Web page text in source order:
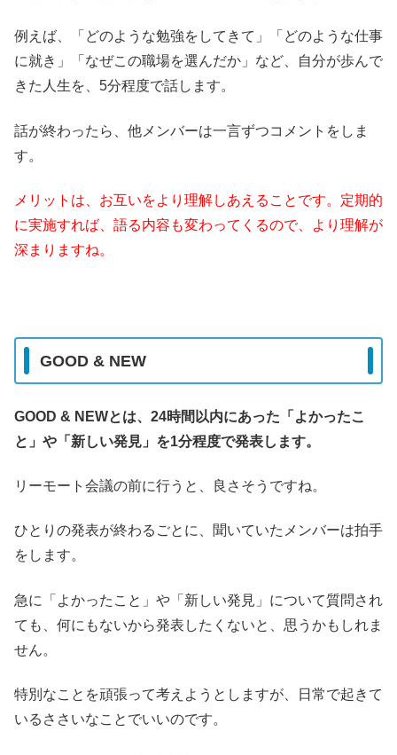
例えば、「どのような勉強をしてきて」「どのような仕事
に就き」「なぜこの職場を選んだか」など、自分が歩んで
きた人生を、5分程度で話します。
話が終わったら、他メンバーは一言ずつコメントをしま
す。
メリットは、お互いをより理解しあえることです。定期的
に実施すれば、語る内容も変わってくるので、より理解が
深まりますね。
GOOD & NEW
GOOD & NEWとは、24時間以内にあった「よかったこ
と」や「新しい発見」を1分程度で発表します。
リーモート会議の前に行うと、良さそうですね。
ひとりの発表が終わるごとに、聞いていたメンバーは拍手
をします。
急に「よかったこと」や「新しい発見」について質問され
ても、何にもないから発表したくないと、思うかもしれま
せん。
特別なことを頑張って考えようとしますが、日常で起きて
いるささいなことでいいのです。